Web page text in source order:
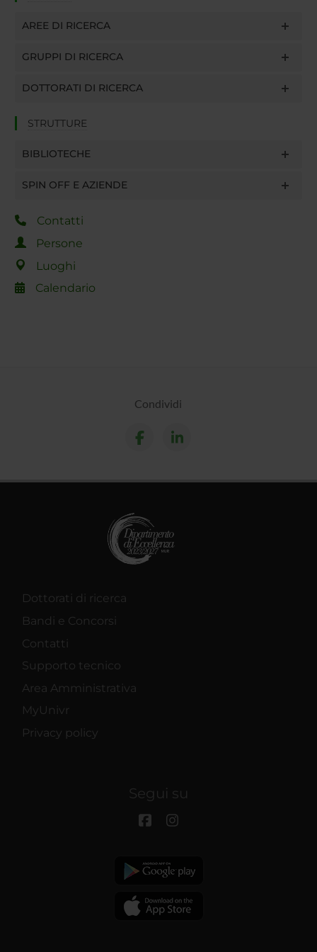
AREE DI RICERCA
GRUPPI DI RICERCA
DOTTORATI DI RICERCA
STRUTTURE
BIBLIOTECHE
SPIN OFF E AZIENDE
Contatti
Persone
Luoghi
Calendario
Condividi
Dottorati di ricerca
Bandi e Concorsi
Contatti
Supporto tecnico
Area Amministrativa
MyUnivr
Privacy policy
Segui su